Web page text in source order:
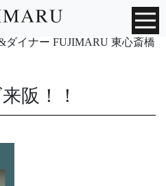
ダイナー FUJIMARU 東心斎橋
阪！！